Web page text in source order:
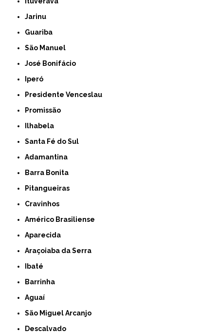
Jarinu
Guariba
São Manuel
José Bonifácio
Iperó
Presidente Venceslau
Promissão
Ilhabela
Santa Fé do Sul
Adamantina
Barra Bonita
Pitangueiras
Cravinhos
Américo Brasiliense
Aparecida
Araçoiaba da Serra
Ibaté
Barrinha
Aguaí
São Miguel Arcanjo
Descalvado